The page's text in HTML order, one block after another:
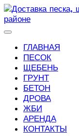
ГЛАВНАЯ
ПЕСОК
ЩЕБЕНЬ
ГРУНТ
БЕТОН
ДРОВА
ЖБИ
АРЕНДА
КОНТАКТЫ